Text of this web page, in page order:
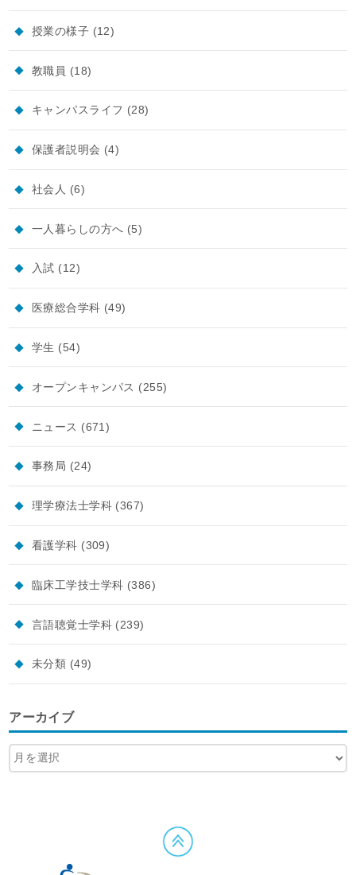
授業の様子 (12)
教職員 (18)
キャンパスライフ (28)
保護者説明会 (4)
社会人 (6)
一人暮らしの方へ (5)
入試 (12)
医療総合学科 (49)
学生 (54)
オープンキャンパス (255)
ニュース (671)
事務局 (24)
理学療法士学科 (367)
看護学科 (309)
臨床工学技士学科 (386)
言語聴覚士学科 (239)
未分類 (49)
アーカイブ